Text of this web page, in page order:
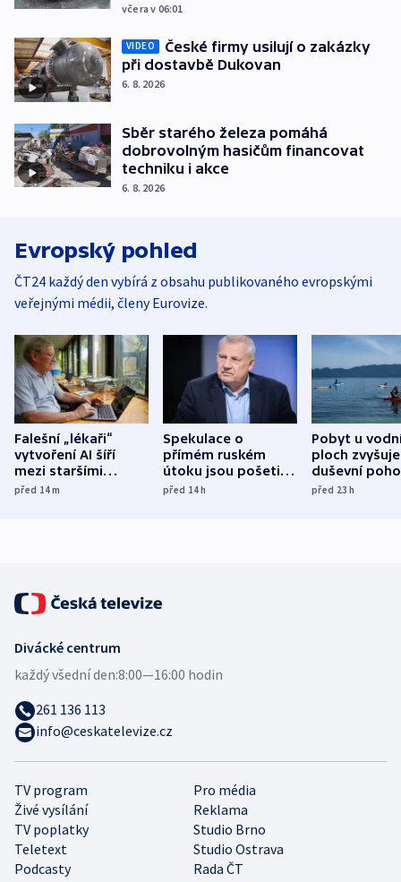
včera v 06:01
VIDEO
České firmy usilují o zakázky
při dostavbě Dukovan
6. 8. 2026
Sběr starého železa pomáhá
dobrovolným hasičům financovat
techniku i akce
6. 8. 2026
Evropský pohled
ČT24 každý den vybírá z obsahu publikovaného evropskými
veřejnými médii, členy Eurovize.
Falešní „lékaři“
vytvoření AI šíří
mezi staršími
Poláky nebezpečné
před 14m
Spekulace o
přímém ruském
útoku jsou pošetilé,
míní estonský
před 14h
Pobyt u
ploch zvyšuje
duševní
ukázala
před 23h
TV program
Pro média
Živé vysílání
Reklama
TV poplatky
Studio Brno
Teletext
Studio Ostrava
Podcasty
Rada ČT
Divácké centrum
každý všední den:8:00—16:00 hodin
261 136 113
info@ceskatelevize.cz